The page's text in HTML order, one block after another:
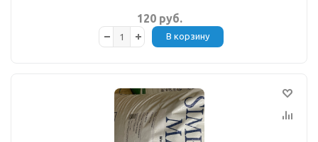
120 руб.
В корзину